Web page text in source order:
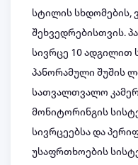
სტილის სხდომების,
შეხვედრებისთვის.
სივრცე 10 ადგილით
პანორამული შუშის
სათვალთვალო
მონიტორინგის
სივრცეებსა და
უსაფრთხოების